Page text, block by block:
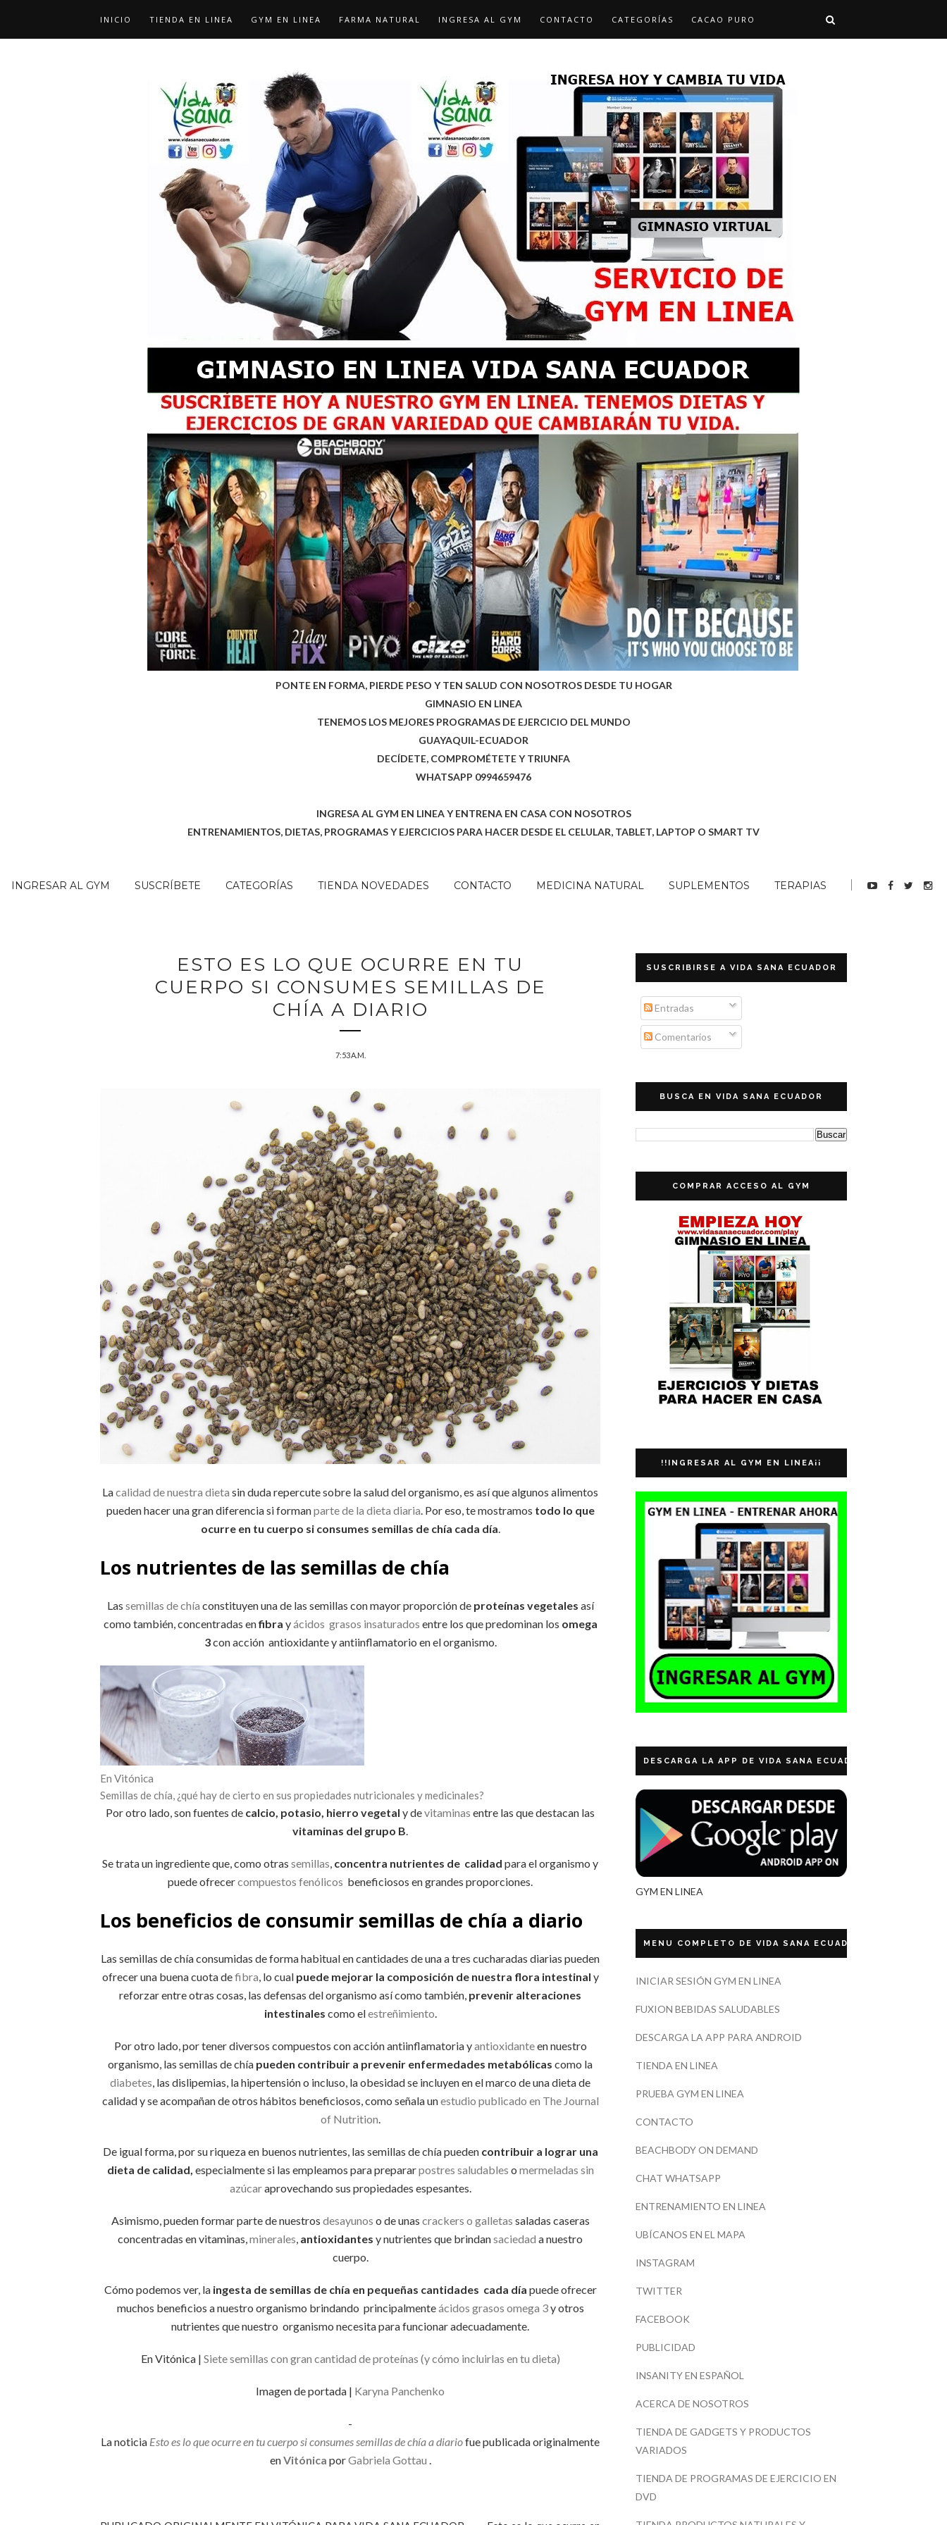
INICIO TIENDA EN LINEA GYM EN LINEA FARMA NATURAL INGRESA AL GYM CONTACTO CATEGORÍAS CACAO PURO
PONTE EN FORMA, PIERDE PESO Y TEN SALUD CON NOSOTROS DESDE TU HOGAR
GIMNASIO EN LINEA
TENEMOS LOS MEJORES PROGRAMAS DE EJERCICIO DEL MUNDO
GUAYAQUIL-ECUADOR
DECÍDETE, COMPROMÉTETE Y TRIUNFA
WHATSAPP 0994659476
INGRESA AL GYM EN LINEA Y ENTRENA EN CASA CON NOSOTROS
ENTRENAMIENTOS, DIETAS, PROGRAMAS Y EJERCICIOS PARA HACER DESDE EL CELULAR, TABLET, LAPTOP O SMART TV
INGRESAR AL GYM SUSCRÍBETE CATEGORÍAS TIENDA NOVEDADES CONTACTO MEDICINA NATURAL SUPLEMENTOS TERAPIAS
ESTO ES LO QUE OCURRE EN TU
CUERPO SI CONSUMES SEMILLAS DE
CHÍA A DIARIO
7:53 A.M.
Lacalidad de nuestra dieta sin duda repercute sobre la salud del organismo, es así que algunos alimentos
pueden hacer una gran diferencia si formanparte de la dieta diaria . Por eso, te mostramos todo lo que
ocurre en tu cuerpo si consumes semillas de chía cada día
Los nutrientes de las semillas de chía
Las semillas de chía constituyen una de las semillas con mayor proporción de proteínas vegetales así
como también, concentradas enfibra y ácidos grasos insaturados entre los que predominan los omega
3con acción antioxidante y antiinflamatorio en el organismo.
En Vitónica
Semillas de chía, ¿qué hay de cierto en sus propiedades nutricionales y medicinales?
Por otro lado, son fuentes de calcio, potasio, hierro vegetal y devitaminas entre las que destacan las
vitaminas del grupo B
Se trata un ingrediente que, como otras semillas concentra nutrientes de calidad para el organismo y
puede ofrecercompuestos fenólicos beneficiosos en grandes proporciones.
Los beneficios de consumir semillas de chía a diario
Las semillas de chía consumidas de forma habitual en cantidades de una a tres cucharadas diarias pueden
ofrecer una buena cuota defibra , lo cual puede mejorar la composición de nuestra flora intestinal y
reforzar entre otras cosas, las defensas del organismo así como también, prevenir alteraciones
intestinales como elestreñimiento
Por otro lado, por tener diversos compuestos con acción antiinflamatoria yantioxidanteen nuestro
organismo, las semillas de chía pueden contribuir a prevenir enfermedades metabólicas como la
diabetes , las dislipemias, la hipertensión o incluso, la obesidad se incluyen en el marco de una dieta de
calidad y se acompañan de otros hábitos beneficiosos, como señala unestudio publicado en The Journal
of Nutrition
De igual forma, por su riqueza en buenos nutrientes, las semillas de chía pueden contribuir a lograr una
dieta de calidad, especialmente si las empleamos para prepararpostres saludables o mermeladas sin
azúcaraprovechando sus propiedades espesantes.
Asimismo, pueden formar parte de nuestros desayunos o de unas crackers o galletas saladas caseras
concentradas en vitaminas, minerales antioxidantes y nutrientes que brindansaciedad a nuestro
cuerpo.
Cómo podemos ver, la ingesta de semillas de chía en pequeñas cantidades cada día puede ofrecer
muchos beneficios a nuestro organismo brindando principalmente ácidos grasos omega 3y otros
nutrientes que nuestro organismo necesita para funcionar adecuadamente.
En Vitónica | Siete semillas con gran cantidad de proteínas (y cómo incluirlas en tu dieta)
Imagen de portada | Karyna Panchenko
-
La noticia Esto es lo que ocurre en tu cuerpo si consumes semillas de chía a diariofue publicada originalmente
enVitónica porGabriela Gottau
SUSCRIBIRSE A VIDA SANA ECUADOR
Entradas
Comentarios
BUSCA EN VIDA SANA ECUADOR
COMPRAR ACCESO AL GYM
!!INGRESAR AL GYM EN LINEA¡¡
DESCARGA LA APP DE VIDA SANA ECUADOR
GYM EN LINEA
MENU COMPLETO DE VIDA SANA ECUADOR
INICIAR SESIÓN GYM EN LINEA
FUXION BEBIDAS SALUDABLES
DESCARGA LA APP PARA ANDROID
TIENDA EN LINEA
PRUEBA GYM EN LINEA
CONTACTO
BEACHBODY ON DEMAND
CHAT WHATSAPP
ENTRENAMIENTO EN LINEA
UBÍCANOS EN EL MAPA
INSTAGRAM
TWITTER
FACEBOOK
PUBLICIDAD
INSANITY EN ESPAÑOL
ACERCA DE NOSOTROS
TIENDA DE GADGETS Y PRODUCTOS
VARIADOS
TIENDA DE PROGRAMAS DE EJERCICIO EN
DVD